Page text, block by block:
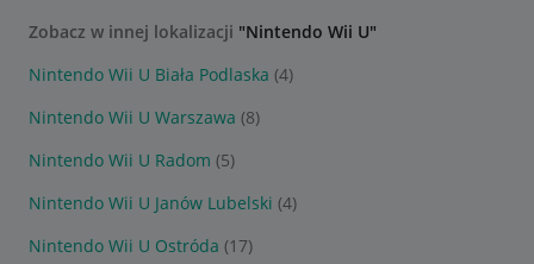
Zobacz w innej lokalizacji "Nintendo Wii U"
Nintendo Wii U Biała Podlaska (4)
Nintendo Wii U Warszawa (8)
Nintendo Wii U Radom (5)
Nintendo Wii U Janów Lubelski (4)
Nintendo Wii U Ostróda (17)